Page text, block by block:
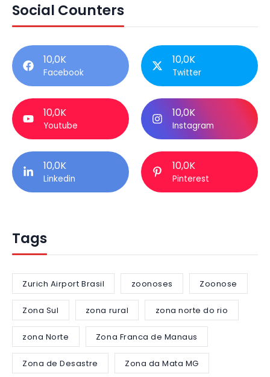
Social Counters
10,0K
Facebook
10,0K
Twitter
10,0K
Youtube
10,0K
Instagram
10,0K
Linkedin
10,0K
Pinterest
Tags
Zurich Airport Brasil zoonoses Zoonose
Zona Sul zona rural zona norte do rio
zona Norte Zona Franca de Manaus
Zona de Desastre Zona da Mata MG